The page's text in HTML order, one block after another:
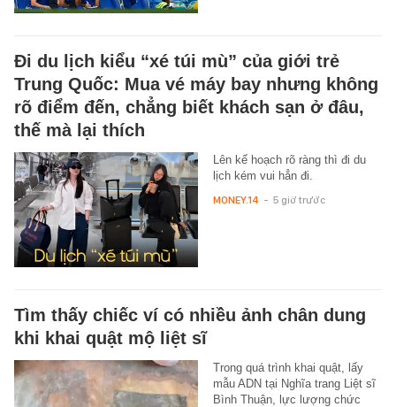
Đi du lịch kiểu “xé túi mù” của giới trẻ
Trung Quốc: Mua vé máy bay nhưng không
rõ điểm đến, chẳng biết khách sạn ở đâu,
thế mà lại thích
Lên kế hoạch rõ ràng thì đi du
lịch kém vui hẳn đi.
MONEY.14 - 5 giờ trước
Tìm thấy chiếc ví có nhiều ảnh chân dung
khi khai quật mộ liệt sĩ
Trong quá trình khai quật, lấy
mẫu ADN tại Nghĩa trang Liệt sĩ
Bình Thuận, lực lượng chức